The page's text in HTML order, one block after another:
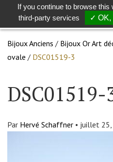
Bijoux Anciens / Bijoux Or Art
ovale / DSC01519-3
DSC01519-
Par Hervé Schaffner • juillet 25,
If you continue to browse this
third-party services
✓ OK,